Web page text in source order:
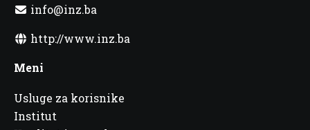
info@inz.ba
http://www.inz.ba
Meni
Usluge za korisnike
Institut